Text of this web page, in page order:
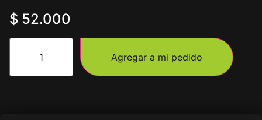
$ 52.000
Agregar a mi pedido